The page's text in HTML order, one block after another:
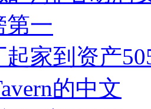
起家到资产